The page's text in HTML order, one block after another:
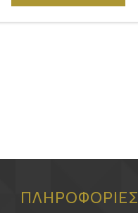
ΠΛΗΡΟΦΟΡΙΕΣ